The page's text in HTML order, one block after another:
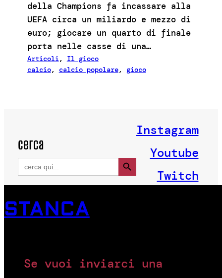
della Champions fa incassare alla
UEFA circa un miliardo e mezzo di
euro; giocare un quarto di finale
porta nelle casse di una…
Articoli, Il gioco
calcio, calcio popolare, gioco
cerca
Search
for:
Search Button
Instagram
Youtube
Twitch
STANCA
Se vuoi inviarci una